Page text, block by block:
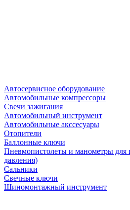
Автосервисное оборудование
Автомобильные компрессоры
Свечи зажигания
Автомобильный инструмент
Автомобильные акссесуары
Отопители
Баллонные ключи
Пневмопистолеты и манометры для
давления)
Сальники
Свечные ключи
Шиномонтажный инструмент